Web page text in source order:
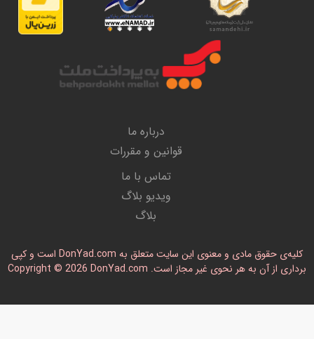
درباره ما
قوانین و مقررات
تماس با ما
ویدیو بلاگ
بلاگ
کلیه‌ی حقوق مادی و معنوی این سایت متعلق به DonYad.com است و کپی
برداری از آن به هر نحوی غیر مجاز است. Copyright © 2026 DonYad.com